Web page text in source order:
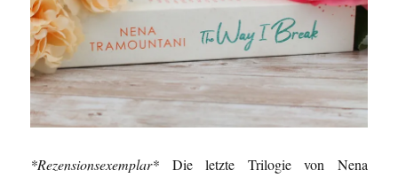
*Rezensionsexemplar* Die letzte Trilogie von Nena